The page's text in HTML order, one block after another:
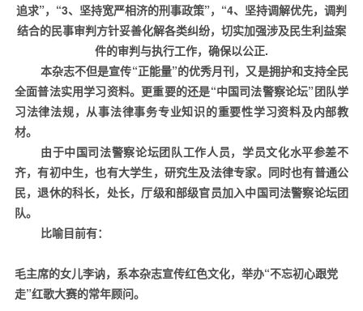
追求”，“3、坚持宽严相济的刑事政策”，“4、坚持调解优先，调判
结合的民事审判方针妥善化解各类纠纷，切实加强涉及民生利益案
件的审判与执行工作，确保以公正.
本杂志不但是宣传“正能量”的优秀月刊，又是拥护和支持全民
全面普法实用学习资料。更重要的还是“中国司法警察论坛”团队学
习法律法规，从事法律事务专业知识的重要性学习资料及内部教
材。
由于中国司法警察论坛团队工作人员，学员文化水平参差不
齐，有初中生，也有大学生，研究生及法律专家。同时也有普通公
民，退休的科长，处长，厅级和部级官员加入中国司法警察论坛团
队。
比喻目前有：
毛主席的女儿李讷，系本杂志宣传红色文化，举办“不忘初心跟党
走”红歌大赛的常年顾问。